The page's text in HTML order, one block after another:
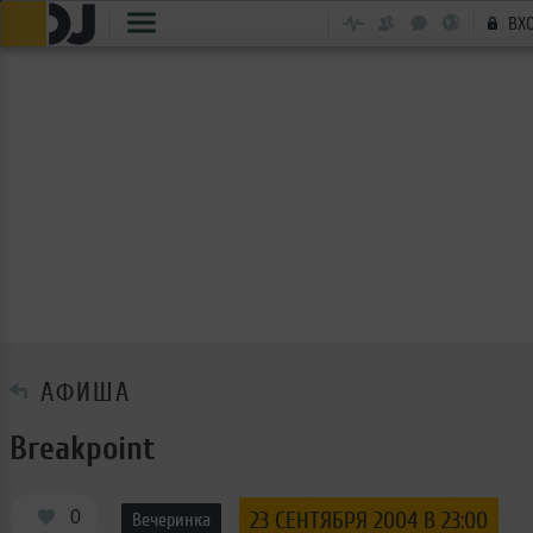
АФИША
Breakpoint
0 Вечеринка 23 СЕНТЯБРЯ 2004 В 23:00